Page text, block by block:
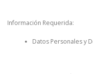
Información Requerida:
Datos Personales y